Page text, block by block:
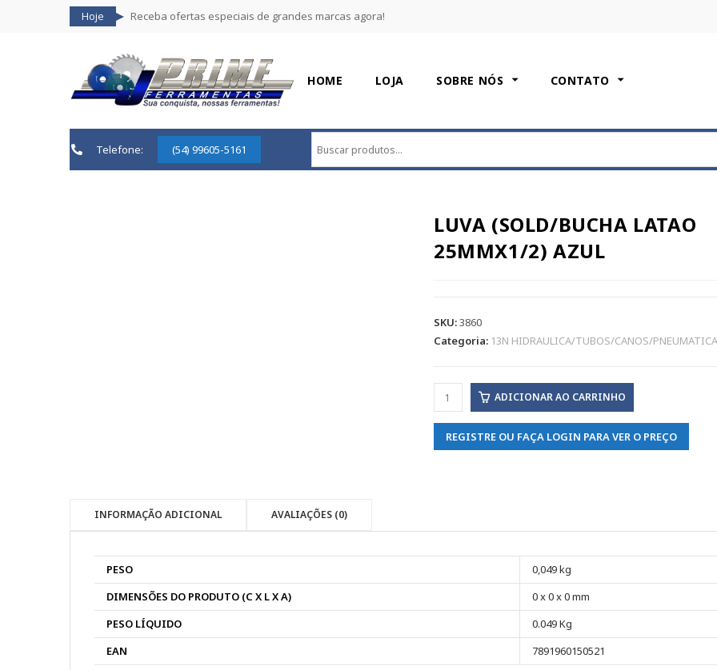
Hoje Receba ofertas especiais de grandes marcas agora!
HOME LOJA SOBRE NÓS CONTATO
Telefone: (54) 99605-5161
LUVA (SOLD/BUCHA LATAO
25MMX1/2) AZUL
SKU:3860
Categoria: 13N HIDRAULICA/TUBOS/CANOS/
ADICIONAR AO CARRINHO
REGISTRE OU FAÇA LOGIN PARA VER O PREÇO
INFORMAÇÃO ADICIONAL AVALIAÇÕES (0)
PESO
0,049 kg
DIMENSÕES DO PRODUTO (C X L X A)
0 x 0 x 0 mm
PESO LÍQUIDO
0.049 Kg
EAN
7891960150521